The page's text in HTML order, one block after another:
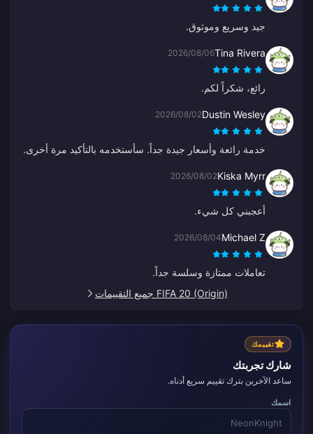
جيد وسريع وموثوق.
Tina Rivera
2026/08/06
رائع، شكراً لكم.
Dustin Wesley
2026/08/02
خدمة رائعة وأسعار جيدة جداً. سأستخدمه بالتأكيد مرة أخرى.
Kiska Myrr
2026/08/02
أعجبني كل شيء.
Michael Z
2026/08/04
تعاملات ممتازة وسلسة جداً.
FIFA 20 (Origin) جميع التقييمات
تقييمك
شارك تجربتك
ساعد الآخرين بترك تقييم سريع أدناه.
اسمك